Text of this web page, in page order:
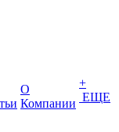
О
Компании
+
ЕЩЕ